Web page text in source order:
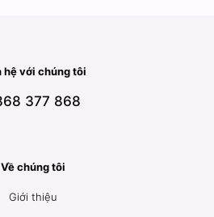
hệ với chúng tôi
377 868
Về chúng tôi
Giới thiệu